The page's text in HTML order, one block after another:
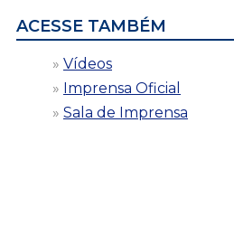
ACESSE TAMBÉM
Vídeos
Imprensa Oficial
Sala de Imprensa